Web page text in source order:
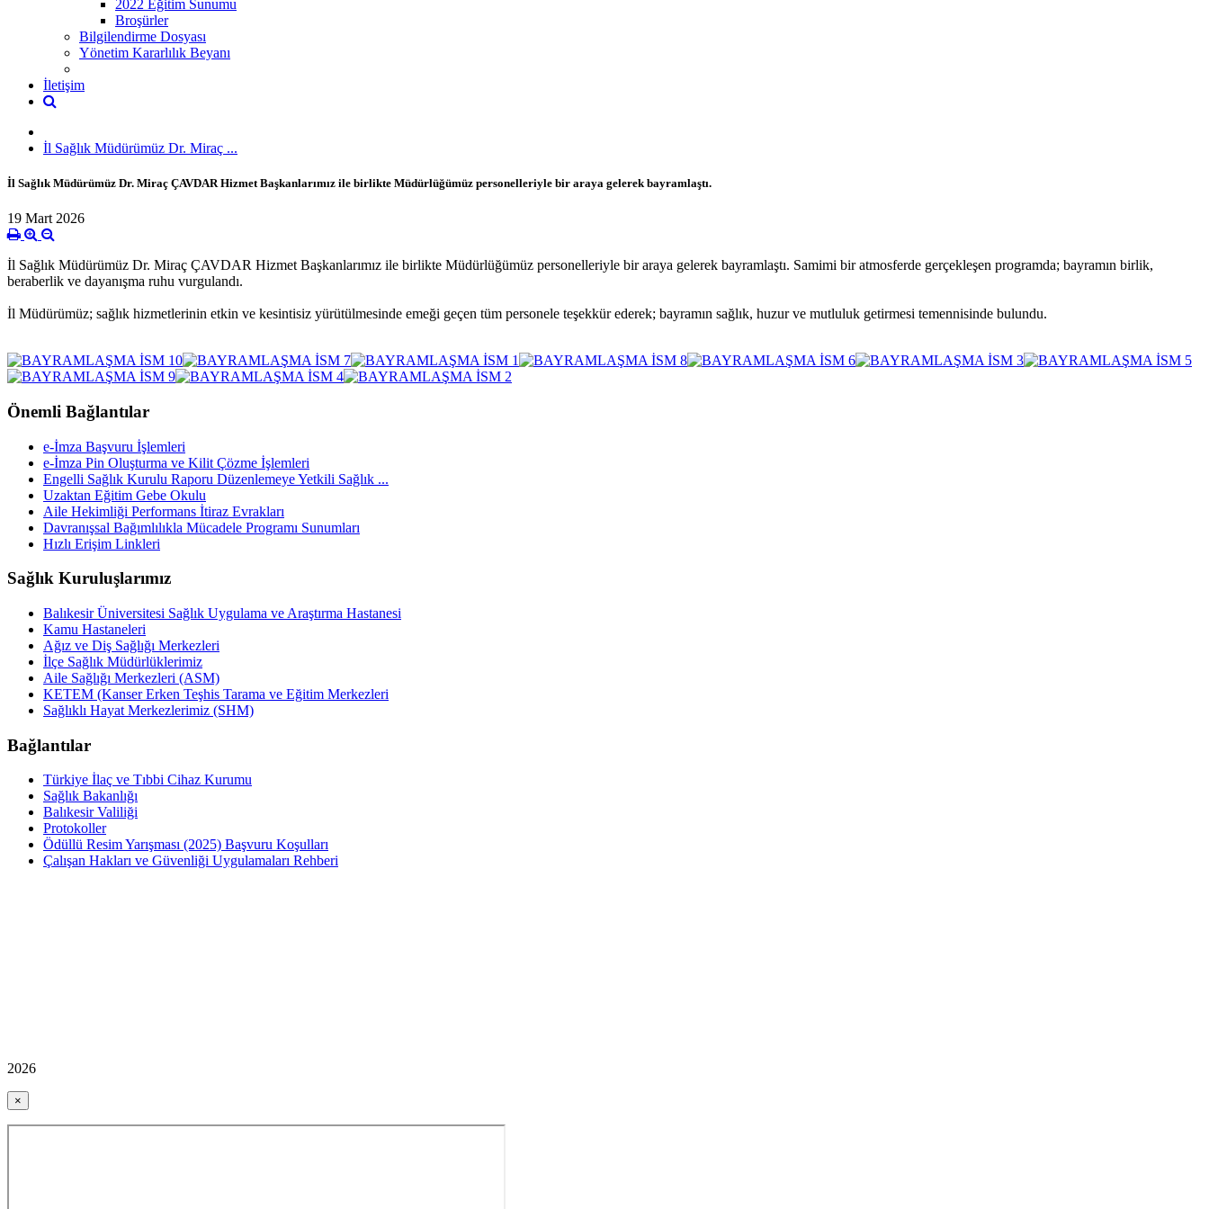
2022 Eğitim Sunumu
Broşürler
Bilgilendirme Dosyası
Yönetim Kararlılık Beyanı
İletişim
İl Sağlık Müdürümüz Dr. Miraç ...
İl Sağlık Müdürümüz Dr. Miraç ÇAVDAR Hizmet Başkanlarımız ile birlikte Müdürlüğümüz personelleriyle bir araya gelerek bayramlaştı.
19 Mart 2026
İl Sağlık Müdürümüz Dr. Miraç ÇAVDAR Hizmet Başkanlarımız ile birlikte Müdürlüğümüz personelleriyle bir araya gelerek bayramlaştı. Samimi bir atmosferde gerçekleşen programda; bayramın birlik,
beraberlik ve dayanışma ruhu vurgulandı.
İl Müdürümüz; sağlık hizmetlerinin etkin ve kesintisiz yürütülmesinde emeği geçen tüm personele teşekkür ederek; bayramın sağlık, huzur ve mutluluk getirmesi temennisinde bulundu.
Önemli Bağlantılar
e-İmza Başvuru İşlemleri
e-İmza Pin Oluşturma ve Kilit Çözme İşlemleri
Engelli Sağlık Kurulu Raporu Düzenlemeye Yetkili Sağlık ...
Uzaktan Eğitim Gebe Okulu
Aile Hekimliği Performans İtiraz Evrakları
Davranışsal Bağımlılıkla Mücadele Programı Sunumları
Hızlı Erişim Linkleri
Sağlık Kuruluşlarımız
Balıkesir Üniversitesi Sağlık Uygulama ve Araştırma Hastanesi
Kamu Hastaneleri
Ağız ve Diş Sağlığı Merkezleri
İlçe Sağlık Müdürlüklerimiz
Aile Sağlığı Merkezleri (ASM)
KETEM (Kanser Erken Teşhis Tarama ve Eğitim Merkezleri
Sağlıklı Hayat Merkezlerimiz (SHM)
Bağlantılar
Türkiye İlaç ve Tıbbi Cihaz Kurumu
Sağlık Bakanlığı
Balıkesir Valiliği
Protokoller
Ödüllü Resim Yarışması (2025) Başvuru Koşulları
Çalışan Hakları ve Güvenliği Uygulamaları Rehberi
2026
×